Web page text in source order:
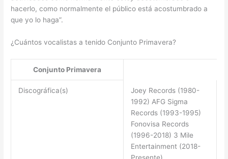
hacerlo, como normalmente el público está acostumbrado a
que yo lo haga”.
¿Cuántos vocalistas a tenido Conjunto Primavera?
Conjunto Primavera
Discográfica(s)
Joey Records (1980-
1992) AFG Sigma
Records (1993-1995)
Fonovisa Records
(1996-2018) 3 Mile
Entertainment (2018-